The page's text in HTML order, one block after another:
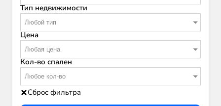
Тип недвижимости
Любой тип
Цена
Любая цена
Кол-во спален
Любое кол-во
Сброс фильтра